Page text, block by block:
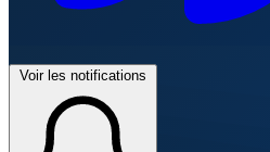
Voir les notifications